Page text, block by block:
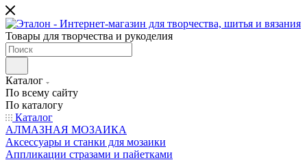
Товары для творчества и рукоделия
Каталог
По всему сайту
По каталогу
Каталог
АЛМАЗНАЯ МОЗАИКА
Аксессуары и станки для мозаики
Аппликации стразами и пайетками